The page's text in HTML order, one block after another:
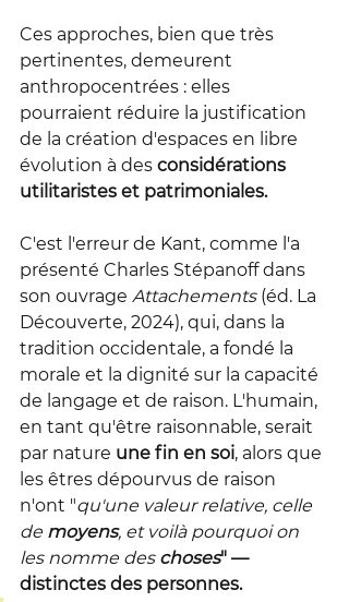
Ces approches, bien que très
pertinentes, demeurent
anthropocentrées : elles
pourraient réduire la justification
de la création d'espaces en libre
évolution à des considérations
utilitaristes et patrimoniales.
C'est l'erreur de Kant, comme l'a
présenté Charles Stépanoff dans
son ouvrage Attachements (éd. La
Découverte, 2024), qui, dans la
tradition occidentale, a fondé la
morale et la dignité sur la capacité
de langage et de raison. L'humain,
en tant qu'être raisonnable, serait
par nature une fin en soi, alors que
les êtres dépourvus de raison
n'ont "qu'une valeur relative, celle
de moyens, et voilà pourquoi on
les nomme des choses" —
distinctes des personnes.